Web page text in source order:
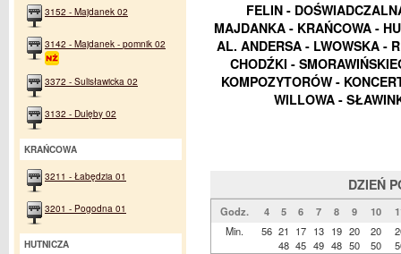
FELIN -
MAJDANKA - KRAŃCOWA -
AL. ANDERSA - LWOWSKA -
CHODŹKI -
KOMPOZYTORÓW -
WILLOWA -
DZIEŃ
Godz. 4 5 6 7 8 9 10
Min.
56 21
48
17
45
13
49
19
48
20
50
20
50
3152 - Majdanek 02
3142 - Majdanek - pomnik 02
3372 - Sulisławicka 02
3132 - Dulęby 02
KRAŃCOWA
3211 - Łabędzia 01
3201 - Pogodna 01
HUTNICZA